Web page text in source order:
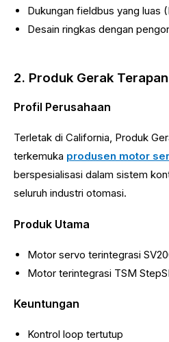
Dukungan fieldbus yang luas
Desain ringkas dengan
2. Produk Gerak Terapan
Profil Perusahaan
Terletak di California, Produk
terkemuka produsen motor
berspesialisasi dalam sistem
seluruh industri otomasi.
Produk Utama
Motor servo terintegrasi
Motor terintegrasi TSM
Keuntungan
Kontrol loop tertutup